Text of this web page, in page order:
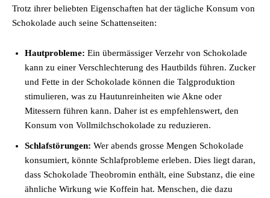
Trotz ihrer beliebten Eigenschaften hat der tägliche Konsum von
Schokolade auch seine Schattenseiten:
Hautprobleme: Ein übermässiger Verzehr von Schokolade
kann zu einer Verschlechterung des Hautbilds führen. Zucker
und Fette in der Schokolade können die Talgproduktion
stimulieren, was zu Hautunreinheiten wie Akne oder
Mitessern führen kann. Daher ist es empfehlenswert, den
Konsum von Vollmilchschokolade zu reduzieren.
Schlafstörungen: Wer abends grosse Mengen Schokolade
konsumiert, könnte Schlafprobleme erleben. Dies liegt daran,
dass Schokolade Theobromin enthält, eine Substanz, die eine
ähnliche Wirkung wie Koffein hat. Menschen, die dazu